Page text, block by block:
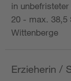
in
20 - max. 38,5
Wittenberge
Erzieherin /